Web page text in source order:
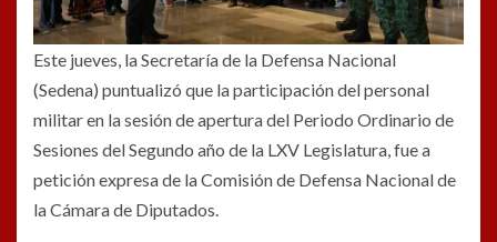
Este jueves, la Secretaría de la Defensa Nacional
(Sedena) puntualizó que la participación del personal
militar en la sesión de apertura del Periodo Ordinario de
Sesiones del Segundo año de la LXV Legislatura, fue a
petición expresa de la Comisión de Defensa Nacional de
la Cámara de Diputados.